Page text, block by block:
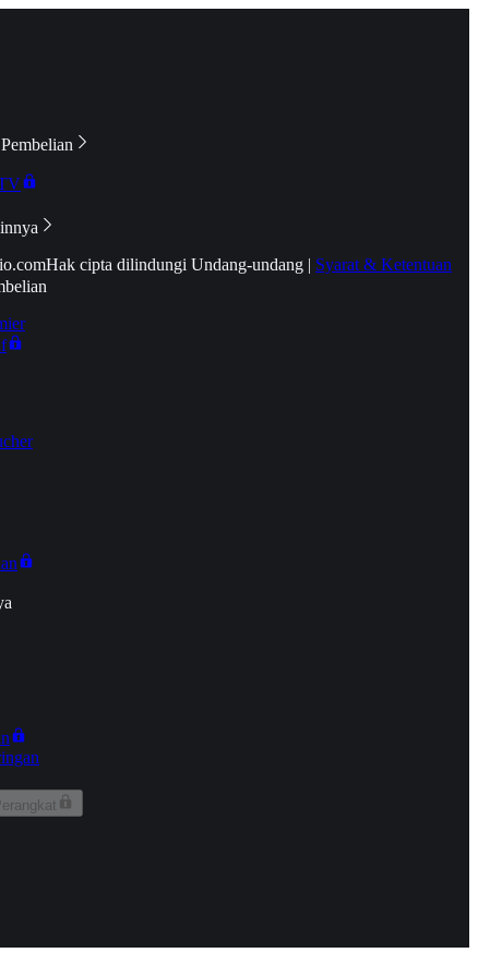
Hak cipta dilindungi Undang-undang | Syarat & Ketentuan